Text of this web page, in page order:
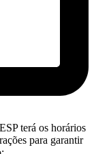
terá os horários
para garantir